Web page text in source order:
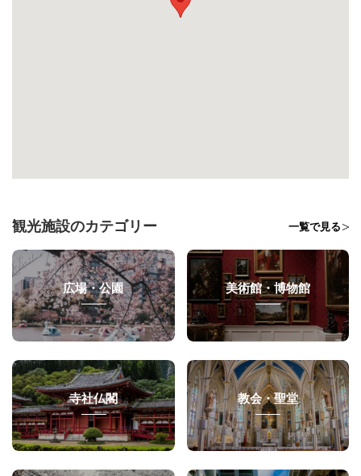
観光施設のカテゴリー 一覧で見る
広場・公園 美術館・博物館
寺社仏閣 教会・聖堂